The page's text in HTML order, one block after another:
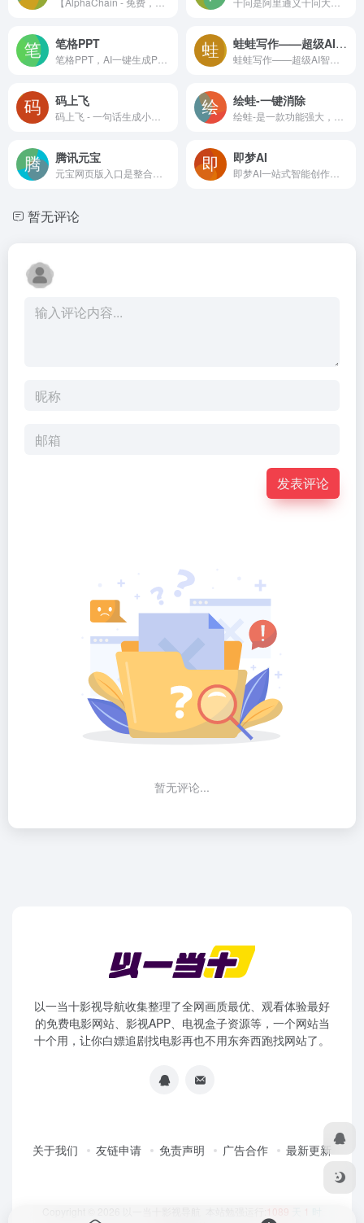
笔格PPT 蛙蛙写作——超级AI智能写作助手
码上飞 绘蛙-一键消除
腾讯元宝 即梦AI
暂无评论
发表评论
暂无评论...
以一当十影视导航收集整理了全网画质最优、观看体验最好
的免费电影网站、影视APP、电视盒子资源等，一个网站当
十个用，让你白嫖追剧找电影再也不用东奔西跑找网站了。
关于我们 友链申请 免责声明 广告合作 最新更新
1089